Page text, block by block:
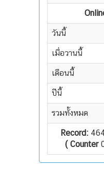
วันนี้
เมื่อวานนี้
เดือนนี้
ปีนี้
รวมทั้งหมด
Record:
( Counter